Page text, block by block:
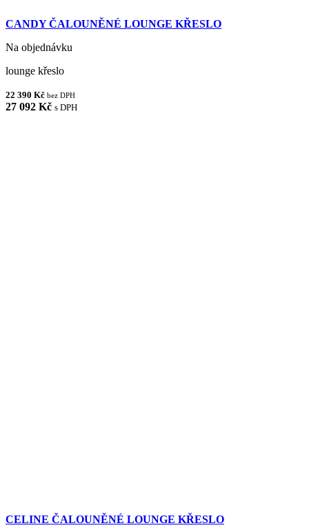
CANDY ČALOUNĚNÉ LOUNGE KŘESLO
Na objednávku
lounge křeslo
22 390 Kč bez DPH
27 092 Kč s DPH
CELINE ČALOUNĚNÉ LOUNGE KŘESLO